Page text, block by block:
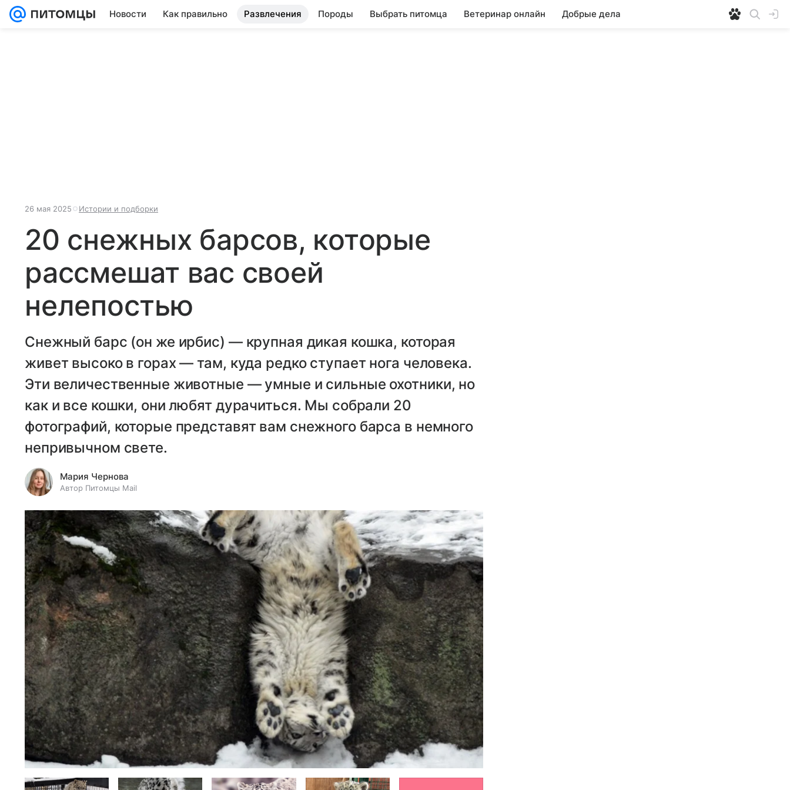
Новости Как правильно Развлечения Породы Выбрать питомца Ветеринар онлайн Добрые дела
26 мая 2025 Истории и подборки
20 снежных барсов, которые
рассмешат вас своей
нелепостью
Снежный барс (он же ирбис) — крупная дикая кошка, которая
живет высоко в горах — там, куда редко ступает нога человека.
Эти величественные животные — умные и сильные охотники, но
как и все кошки, они любят дурачиться. Мы собрали 20
фотографий, которые представят вам снежного барса в немного
непривычном свете.
Мария Чернова
Автор Питомцы Mail